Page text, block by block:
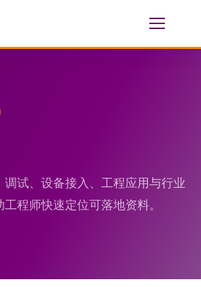
调试、设备接入、工程应用与行业
程师快速定位可落地资料。